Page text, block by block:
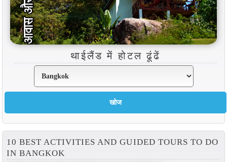
थाईलैंड में होटल ढूंढें
10 BEST ACTIVITIES AND GUIDED TOURS TO DO
IN BANGKOK